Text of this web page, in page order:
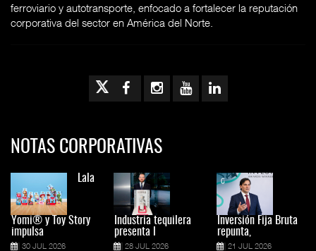
ferroviario y autotransporte, enfocado a fortalecer la reputación
corporativa del sector en América del Norte.
NOTAS CORPORATIVAS
Lala
Yomi® y Toy Story
impulsa
30 JUL 2026
Industria tequilera
presenta l
28 JUL 2026
Inversión Fija Bruta
repunta,
21 JUL 2026